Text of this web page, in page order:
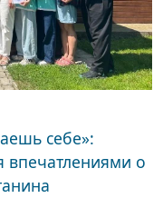
себе»:
впечатлениями о